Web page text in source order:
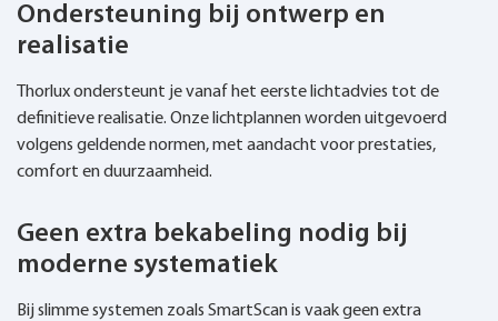
Ondersteuning bij ontwerp en
realisatie
Thorlux ondersteunt je vanaf het eerste lichtadvies tot de
definitieve realisatie. Onze lichtplannen worden uitgevoerd
volgens geldende normen, met aandacht voor prestaties,
comfort en duurzaamheid.
Geen extra bekabeling nodig bij
moderne systematiek
Bij slimme systemen zoals SmartScan is vaak geen extra